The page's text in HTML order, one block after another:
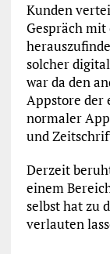
Kunden
Gespräch
solcher
war da den
Appstore der
normaler
und
Derzeit
einem
selbst hat zu
verlauten